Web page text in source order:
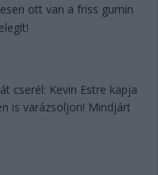
ott van a friss gumin
cserél: Kevin Estre kapja
is varázsoljon! Mindjárt